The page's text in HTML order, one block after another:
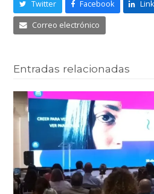
Twitter Facebook
Correo electrónico
Entradas relacionadas